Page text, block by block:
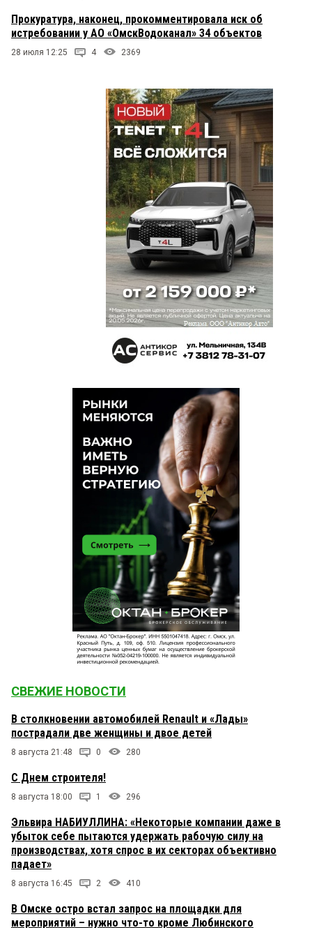
Прокуратура, наконец, прокомментировала иск об
истребовании у АО «ОмскВодоканал» 34 объектов
28 июля 12:25 4 2369
СВЕЖИЕ НОВОСТИ
В столкновении автомобилей Renault и «Лады»
пострадали две женщины и двое детей
8 августа 21:48 0 280
С Днем строителя!
8 августа 18:00 1 296
Эльвира НАБИУЛЛИНА: «Некоторые компании даже в
убыток себе пытаются удержать рабочую силу на
производствах, хотя спрос в их секторах объективно
падает»
8 августа 16:45 2 410
В Омске остро встал запрос на площадки для
мероприятий – нужно что-то кроме Любинского